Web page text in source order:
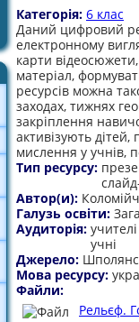
Категорія: 6 клас
Даний цифровий
електронному
карти
матеріал,
ресурсів можна
заходах, тижнях
закріплення
активізують
мислення у учнів,
Тип ресурсу:
Автор(и):
Галузь освіти:
Аудиторія: учителі
учні
Джерело:
Мова ресурсу:
Файли:
Рельєф.